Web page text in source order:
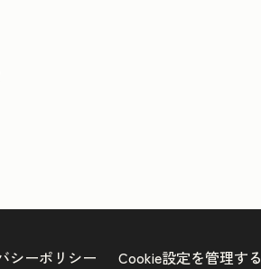
シーポリシー Cookie設定を管理する